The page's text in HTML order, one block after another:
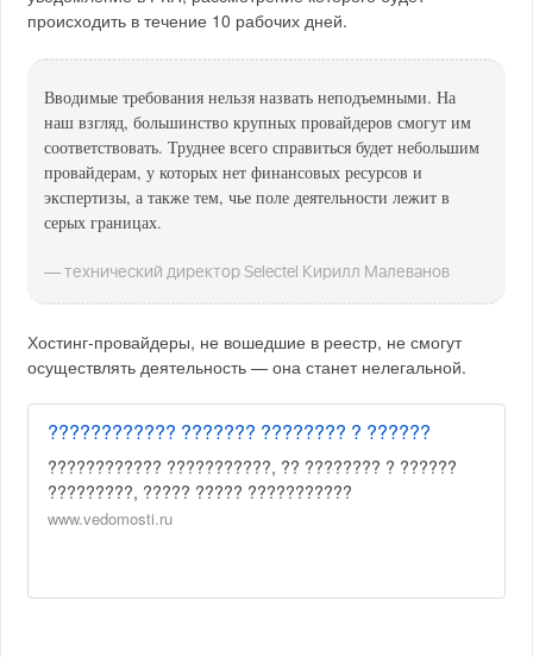
происходить в течение 10 рабочих дней.
Вводимые требования нельзя назвать неподъемными. На
наш взгляд, большинство крупных провайдеров смогут им
соответствовать. Труднее всего справиться будет небольшим
провайдерам, у которых нет финансовых ресурсов и
экспертизы, а также тем, чье поле деятельности лежит в
серых границах.
— технический директор Selectel Кирилл Малеванов
Хостинг-провайдеры, не вошедшие в реестр, не смогут
осуществлять деятельность — она станет нелегальной.
???????????? ??????? ???????? ? ??????
???????????? ???????????, ?? ???????? ? ??????
?????????, ????? ????? ???????????
www.vedomosti.ru